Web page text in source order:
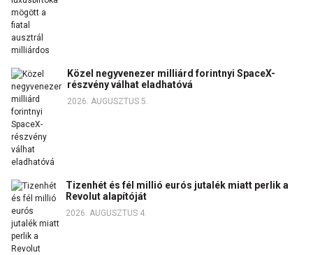
Közel negyvenezer milliárd forintnyi SpaceX-
részvény válhat eladhatóvá
2026. AUGUSZTUS 5.
Tizenhét és fél millió eurós jutalék miatt perlik a
Revolut alapítóját
2026. AUGUSZTUS 4.